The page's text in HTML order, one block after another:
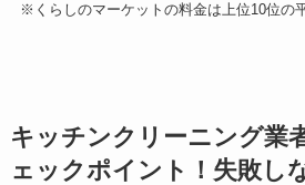
※くらしのマーケットの料金は上位10位の
キッチンクリーニング業
ェックポイント！失敗し